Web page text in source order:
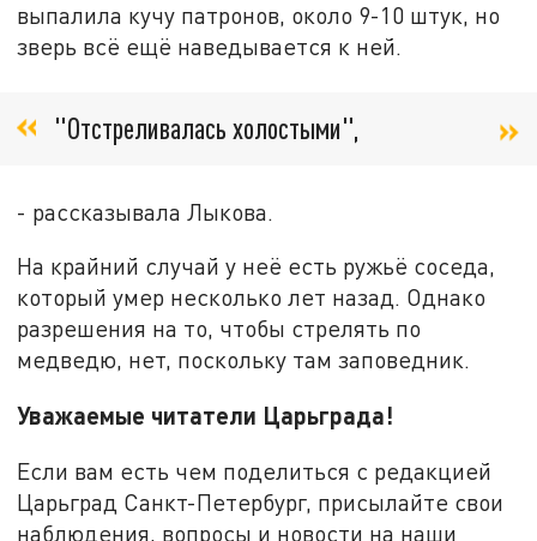
выпалила кучу патронов, около 9-10 штук, но
зверь всё ещё наведывается к ней.
"Отстреливалась холостыми",
- рассказывала Лыкова.
На крайний случай у неё есть ружьё соседа,
который умер несколько лет назад. Однако
разрешения на то, чтобы стрелять по
медведю, нет, поскольку там заповедник.
Уважаемые читатели Царьграда!
Если вам есть чем поделиться с редакцией
Царьград Санкт-Петербург, присылайте свои
наблюдения, вопросы и новости на наши